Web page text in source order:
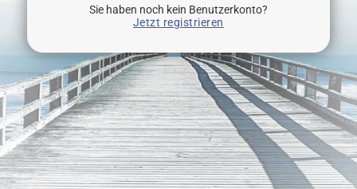
Sie haben noch kein Benutzerkonto?
Jetzt registrieren